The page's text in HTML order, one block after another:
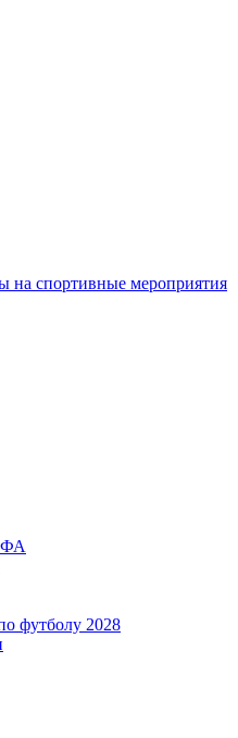
на спортивные мероприятия
футболу 2028